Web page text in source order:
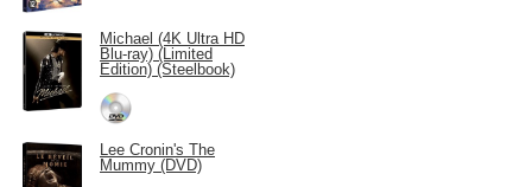
Michael (4K Ultra HD
Blu-ray) (Limited
Edition) (Steelbook)
Lee Cronin's The
Mummy (DVD)